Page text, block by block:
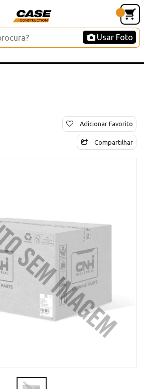
Usar Foto
Adicionar Favorito
Compartilhar